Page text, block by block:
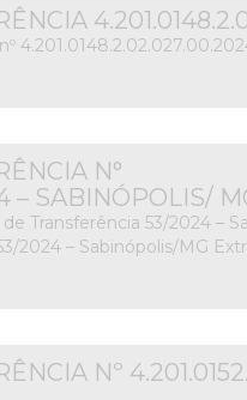
N°
– SABINÓPOLIS/
Transferência 53/2024 –
2024 – Sabinópolis/MG
Nº